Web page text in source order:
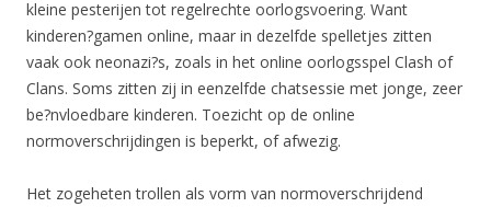
kleine pesterijen tot regelrechte oorlogsvoering. Want
kinderen?gamen online, maar in dezelfde spelletjes zitten
vaak ook neonazi?s, zoals in het online oorlogsspel Clash of
Clans. Soms zitten zij in eenzelfde chatsessie met jonge, zeer
be?nvloedbare kinderen. Toezicht op de online
normoverschrijdingen is beperkt, of afwezig.
Het zogeheten trollen als vorm van normoverschrijdend